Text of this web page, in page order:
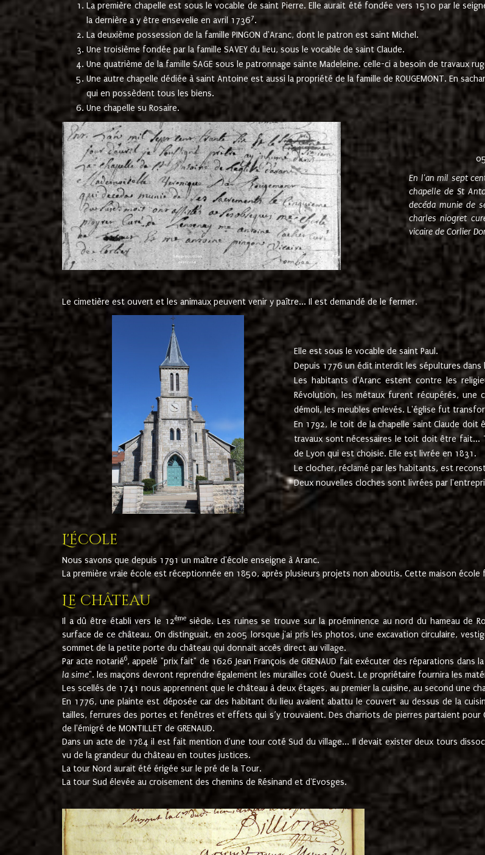
La première chapelle est sous le vocable de saint Pierre. Elle aurait été fondée vers 1510 par le
la dernière a y être ensevelie en avril 17367.
La deuxième possession de la famille PINGON d'Aranc, dont le patron est saint Michel.
Une troisième fondée par la famille SAVEY du lieu, sous le vocable de saint Claude.
Une quatrième de la famille SAGE sous le patronnage sainte Madeleine. celle-ci a besoin de travaux
Une autre chapelle dédiée à saint Antoine est aussi la propriété de la famille de ROUGEMONT. En
qui en possèdent tous les biens.
Une chapelle su Rosaire.
En l'an mil sept
chapelle de St
decéda munie de
charles niogret
vicaire de Corlier
Le cimetière est ouvert et les animaux peuvent venir y paître... Il est demandé de le fermer.
Elle est sous le vocable de saint Paul.
Depuis 1776 un édit interdit les sépultures dans
Les habitants d'Aranc estent contre les
Révolution, les métaux furent récupérés,
démoli, les meubles enlevés. L'église fut
En 1792, le toit de la chapelle saint Claude
travaux sont nécessaires le toit doit être fait...
de Lyon qui est choisie. Elle est livrée en 1831.
Le clocher, réclamé par les habitants, est
Deux nouvelles cloches sont livrées par
L'école
Nous savons que depuis 1791 un maître d'école enseigne à Aranc.
La première vraie école est réceptionnée en 1850, après plusieurs projets non aboutis. Cette maison
Le château
Il a dû être établi vers le 12èmesiècle. Les ruines se trouve sur la proéminence au nord du hameau de
surface de ce château. On distinguait, en 2005 lorsque j'ai pris les photos, une excavation circulaire,
sommet de la petite porte du château qui donnait accès direct au village.
Par acte notarié6, appelé "prix fait" de 1626 Jean François de GRENAUD fait exécuter des réparations dans
la sime". les maçons devront reprendre également les murailles coté Ouest. Le propriétaire fournira les
Les scellés de 1741 nous apprennent que le château à deux étages, au premier la cuisine, au second une
En 1776, une plainte est déposée car des habitant du lieu avaient abattu le couvert au dessus de la
tailles, ferrures des portes et fenêtres et effets qui s’y trouvaient. Des charriots de pierres partaient pour
de l'émigré de MONTILLET de GRENAUD.
Dans un acte de 1784 il est fait mention d'une tour coté Sud du village... Il devait exister deux tours
vu de la grandeur du château en toutes justices.
La tour Nord aurait été érigée sur le pré de la Tour.
La tour Sud élevée au croisement des chemins de Résinand et d'Evosges.